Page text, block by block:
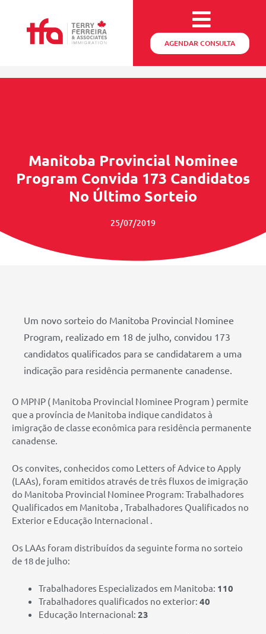
AGENDAR CONSULTA
Manitoba Provincial Nominee
Program Convida 173 Candidatos
No Último Sorteio
25/07/2019
Um novo sorteio do Manitoba Provincial Nominee
Program, realizado em 18 de julho, convidou 173
candidatos qualificados para se candidatarem a uma
indicação para residência permanente canadense.
O MPNP ( Manitoba Provincial Nominee Program ) permite
que a província de Manitoba indique candidatos à
imigração de classe econômica para residência permanente
canadense.
Os convites, conhecidos como Letters of Advice to Apply
(LAAs), foram emitidos através de três fluxos de imigração
do Manitoba Provincial Nominee Program: Trabalhadores
Qualificados em Manitoba , Trabalhadores Qualificados no
Exterior e Educação Internacional .
Os LAAs foram distribuídos da seguinte forma no sorteio
de 18 de julho:
Trabalhadores Especializados em Manitoba: 110
Trabalhadores qualificados no exterior: 40
Educação Internacional: 23